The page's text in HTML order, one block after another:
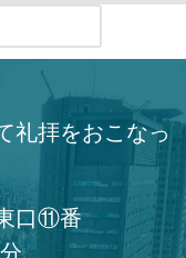
礼拝をおこなっ
口⑪番